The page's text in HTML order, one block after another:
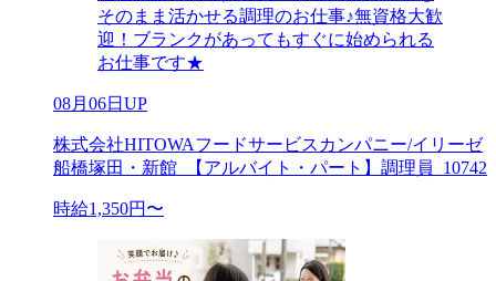
そのまま活かせる調理のお仕事♪無資格大歓
迎！ブランクがあってもすぐに始められる
お仕事です★
08月06日UP
株式会社HITOWAフードサービスカンパニー/イリーゼ
船橋塚田・新館_【アルバイト・パート】調理員_10742
時給1,350円〜